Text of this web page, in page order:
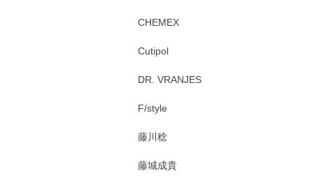
CHEMEX
Cutipol
DR. VRANJES
F/style
藤川稔
藤城成貴